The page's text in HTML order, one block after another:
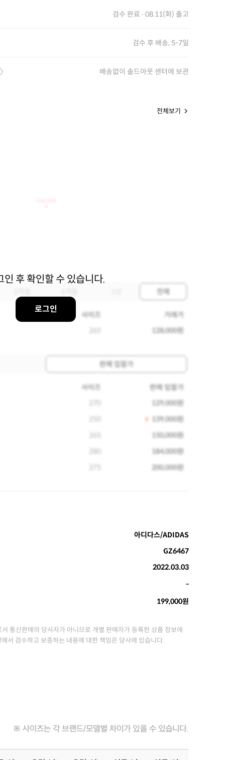
검수 완료 ∙ 08.11(화) 출고
검수 후 배송, 5-7일
배송없이 솔드아웃 센터에 보관
전체보기
인 후 확인할 수 있습니다.
로그인
전체
사이즈
거래가
265
128,000원
판매 입찰가
사이즈
판매 입찰가
129,000원
139,000원
265
150,000원
280
184,000원
200,000원
아디다스/ADIDAS
GZ6467
2022.03.03
-
199,000원
통신판매의 당사자가 아니므로 개별 판매자가 등록한 상품 정보에
서 검수하고 보증하는 내용에 대한 책임은 당사에 있습니다.